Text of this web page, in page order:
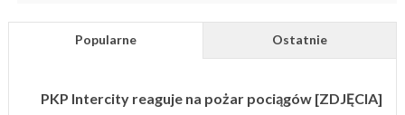
Popularne Ostatnie
PKP Intercity reaguje na pożar pociągów [ZDJĘCIA]